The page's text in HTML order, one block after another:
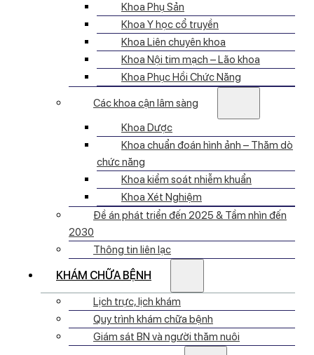
Khoa Phụ Sản
Khoa Y học cổ truyền
Khoa Liên chuyên khoa
Khoa Nội tim mạch – Lão khoa
Khoa Phục Hồi Chức Năng
Các khoa cận lâm sàng
Khoa Dược
Khoa chuẩn đoán hình ảnh – Thăm dò
chức năng
Khoa kiểm soát nhiễm khuẩn
Khoa Xét Nghiệm
Đề án phát triển đến 2025 & Tầm nhìn đến
2030
Thông tin liên lạc
KHÁM CHỮA BỆNH
Lịch trực, lịch khám
Quy trình khám chữa bệnh
Giám sát BN và người thăm nuôi